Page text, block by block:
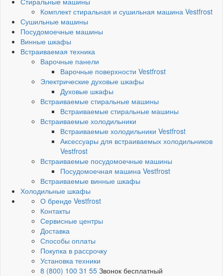
Комплект стиральная и сушильная машина Vestfrost
Сушильные машины
Посудомоечные машины
Винные шкафы
Встраиваемая техника
Варочные панели
Варочные поверхности Vestfrost
Электрические духовые шкафы
Духовые шкафы
Встраиваемые стиральные машины
Встраиваемые стиральные машины
Встраиваемые холодильники
Встраиваемые холодильники Vestfrost
Аксессуары для встраиваемых холодильников
Vestfrost
Встраиваемые посудомоечные машины
Посудомоечная машина Vestfrost
Встраиваемые винные шкафы
Холодильные шкафы
О бренде Vestfrost
Контакты
Сервисные центры
Доставка
Способы оплаты
Покупка в рассрочку
Установка техники
8 (800) 100 31 55 Звонок бесплатный